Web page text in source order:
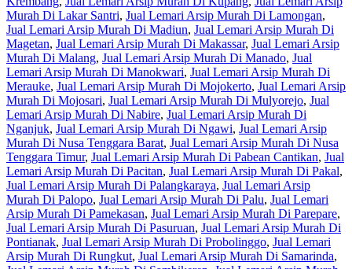
Murah Di Lakar Santri, Jual Lemari Arsip Murah Di Lamongan,
Jual Lemari Arsip Murah Di Madiun, Jual Lemari Arsip Murah Di
Magetan, Jual Lemari Arsip Murah Di Makassar, Jual Lemari Arsip
Murah Di Malang, Jual Lemari Arsip Murah Di Manado, Jual
Lemari Arsip Murah Di Manokwari, Jual Lemari Arsip Murah Di
Merauke, Jual Lemari Arsip Murah Di Mojokerto, Jual Lemari Arsip
Murah Di Mojosari, Jual Lemari Arsip Murah Di Mulyorejo, Jual
Lemari Arsip Murah Di Nabire, Jual Lemari Arsip Murah Di
Nganjuk, Jual Lemari Arsip Murah Di Ngawi, Jual Lemari Arsip
Murah Di Nusa Tenggara Barat, Jual Lemari Arsip Murah Di Nusa
Tenggara Timur, Jual Lemari Arsip Murah Di Pabean Cantikan, Jual
Lemari Arsip Murah Di Pacitan, Jual Lemari Arsip Murah Di Pakal,
Jual Lemari Arsip Murah Di Palangkaraya, Jual Lemari Arsip
Murah Di Palopo, Jual Lemari Arsip Murah Di Palu, Jual Lemari
Arsip Murah Di Pamekasan, Jual Lemari Arsip Murah Di Parepare,
Jual Lemari Arsip Murah Di Pasuruan, Jual Lemari Arsip Murah Di
Pontianak, Jual Lemari Arsip Murah Di Probolinggo, Jual Lemari
Arsip Murah Di Rungkut, Jual Lemari Arsip Murah Di Samarinda,